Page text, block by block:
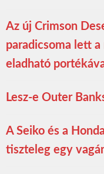
Az új Crimson
paradicsoma lett
eladható
Lesz-e Outer
A Seiko és a
tiszteleg egy